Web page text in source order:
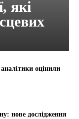
які
оцінили
нове дослідження